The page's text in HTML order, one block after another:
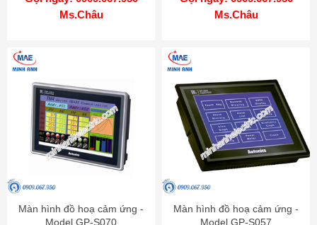
Ms.Châu
Ms.Châu
Màn hình đồ hoạ cảm ứng -
Model GP-S070
Màn hình đồ hoạ cảm ứng -
Model GP-S057